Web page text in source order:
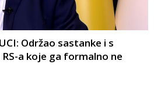
Održao sastanke i s
a koje ga formalno ne